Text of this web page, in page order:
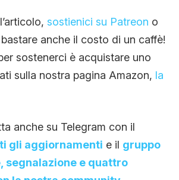
sostienici su Patreon o
anche il costo di un caffè!
sostenerci è acquistare uno
sulla nostra pagina Amazon, la
anche su Telegram con il
gli aggiornamenti e il gruppo
segnalazione e quattro